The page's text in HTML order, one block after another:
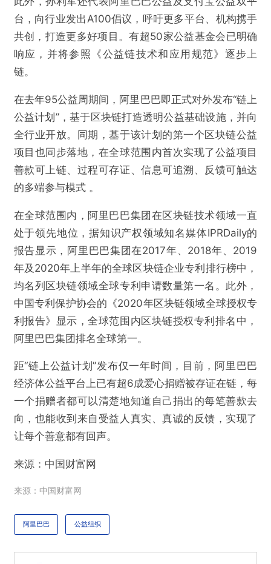
不实信息 违法犯罪 其他
提交
台，向行业发出A100倡议，呼吁更多平台、机构携手
共创，打造更多好项目。有超50家公益基金会已明确
响应，并将参照《公益链技术和应用规范》逐步上
链。
在去年95公益周期间，阿里巴巴即正式对外发布“链上
公益计划”，基于区块链打造透明公益基础设施，并向
全行业开放。同期，基于该计划的第一个区块链公益
项目也同步落地，在全球范围内首次实现了公益项目
善款可上链、过程可存证、信息可追溯、反馈可触达
的多端参与模式 。
在全球范围内，阿里巴巴集团在区块链技术领域一直
处于领先地位，据知识产权领域知名媒体IPRDaily的
报告显示，阿里巴巴集团在2017年、2018年、2019
年及2020年上半年的全球区块链企业专利排行榜中，
均名列区块链领域全球专利申请数量第一名。此外，
中国专利保护协会的《2020年区块链领域全球授权专
利报告》显示，全球范围内区块链授权专利排名中，
阿里巴巴集团排名全球第一。
距“链上公益计划”发布仅一年时间，目前，阿里巴巴
经济体公益平台上已有超6成爱心捐赠被存证在链，每
一个捐赠者都可以清楚地知道自己捐出的每笔善款去
向，也能收到来自受益人真实、真诚的反馈，实现了
让每个善意都有回声。
来源：中国财富网
来源：中国财富网
阿里巴巴 公益组织